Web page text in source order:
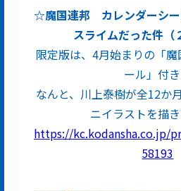
☆魔国連邦 カレンダーシ
スライムだった件（
限定版は、4月始まりの「
ール」付き
なんと、川上泰樹が全12か
ニイラストを描き
https://kc.kodansha.co.jp/
58193